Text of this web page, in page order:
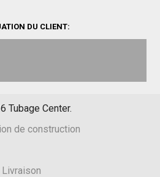
DU CLIENT:
Tubage Center.
de construction
Livraison